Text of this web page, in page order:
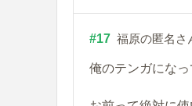
#17 福原の匿名さ
俺のテンガになっ